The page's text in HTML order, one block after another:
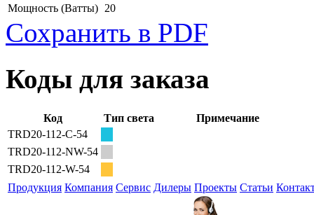
Мощность (Ватты) 20
Сохранить в PDF
Коды для заказа
Код Тип света
Примечание
TRD20-112-C-54
TRD20-112-NW-54
TRD20-112-W-54
Продукция Компания Сервис Дилеры Проекты Статьи